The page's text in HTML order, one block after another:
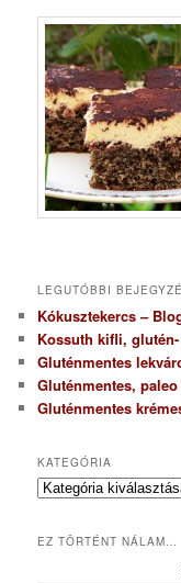
LEGUTÓBBI
Kókusztekercs –
Kossuth kifli,
Gluténmentes
Gluténmentes,
Gluténmentes
KATEGÓRIA
K
e
EZ TÖRTÉNT NÁLAM…